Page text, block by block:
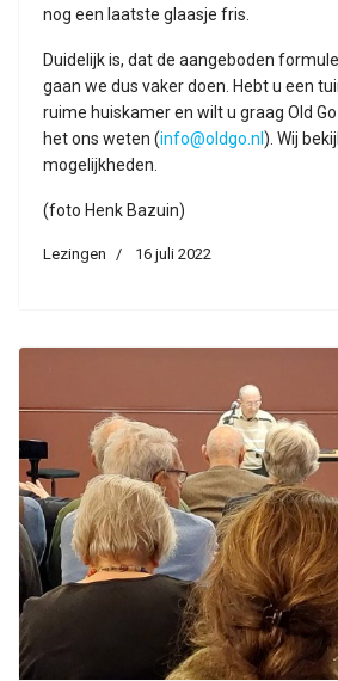
nog een laatste glaasje fris.
Duidelijk is, dat de aangeboden
gaan we dus vaker doen. Hebt u een
ruime huiskamer en wilt u graag Old
het ons weten (info@oldgo.nl ). Wij
mogelijkheden.
(foto Henk Bazuin)
Lezingen 16 juli 2022